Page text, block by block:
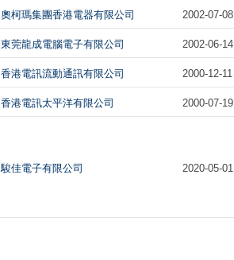
奧柯瑪集團香港電器有限公司 2002-07-08
東莞龍成電腦電子有限公司 2002-06-14
香港電訊流動通訊有限公司 2000-12-11
香港電訊太平洋有限公司 2000-07-19
駿佳電子有限公司 2020-05-01